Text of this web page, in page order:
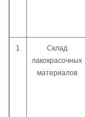
1
Склад
лакокрасочных
материалов